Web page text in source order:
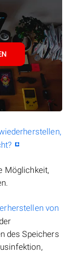
Möglichkeit,
von
des Speichers